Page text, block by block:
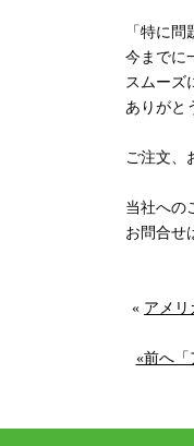
「特に
今までに
スムーズ
ありがと
ご注文、
当社への
お問合せ
« アメリ
«前へ「